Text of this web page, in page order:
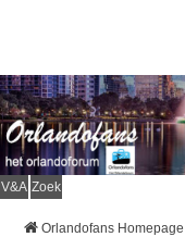
V&A Zoek
Orlandofans Homepage